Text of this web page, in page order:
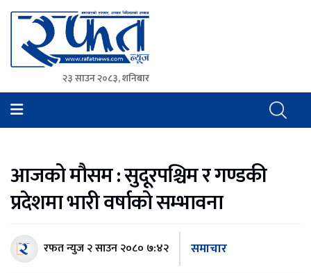
Rafat News
समाचारको रफ्तार, आवाज बिहिनहरुको आवाज
२३ साउन २०८३, शनिबार
आजको मौसम : सुदूरपश्चिम र गण्डकी
प्रदेशमा भारी वर्षाको सम्भावना
रफत न्युज२ साउन २०८० ७:४२ समाचार